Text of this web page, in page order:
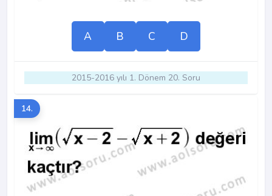
A B C D
2015-2016 yılı 1. Dönem 20. Soru
14.